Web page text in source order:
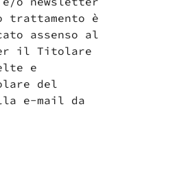
è
assenso al
il Titolare
e
del
e-mail da